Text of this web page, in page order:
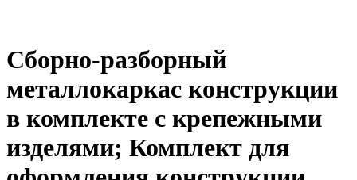
Сборно-разборный
металлокаркас конструкции
в комплекте с крепежными
изделями; Комплект для